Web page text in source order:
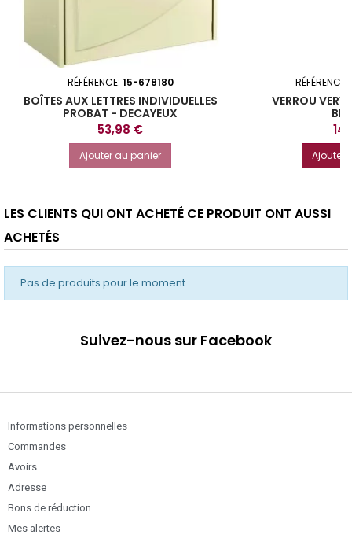
RÉFÉRENCE: 15-678180
BOÎTES AUX LETTRES INDIVIDUELLES
PROBAT - DECAYEUX
Prix
53,98 €
Ajouter au panier
RÉFÉRENCE:
VERROU
Prix
Ajouter
LES CLIENTS QUI ONT ACHETÉ CE PRODUIT ONT AUSSI
ACHETÉS
Pas de produits pour le moment
Suivez-nous sur Facebook
Informations personnelles
Commandes
Avoirs
Adresse
Bons de réduction
Mes alertes